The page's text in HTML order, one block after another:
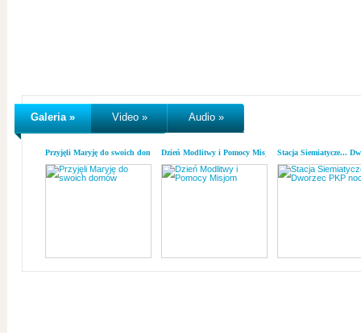
Galeria » Video » Audio »
Przyjęli Maryję do swoich domówDzień Modlitwy i Pomocy MisjomStacja Siemiatycze...